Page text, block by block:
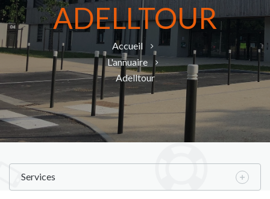
ADELLTOUR
Accueil
L'annuaire
Adelltour
Services